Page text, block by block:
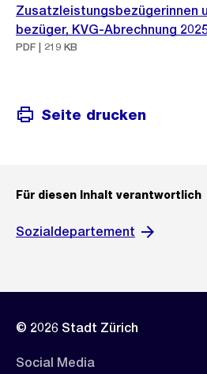
Zusatzleistungsbezügerinnen
bezüger, KVG-Abrechnung 2025
PDF | 219 KB
Seite drucken
Für diesen Inhalt verantwortlich
Sozialdepartement
© 2026 Stadt Zürich
Social Media